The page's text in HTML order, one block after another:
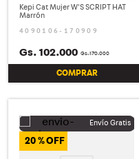
Kepi Cat Mujer W'S SCRIPT HAT
Marrón
4090106-170909
Gs.170.000
Gs. 102.000
COMPRAR
20 %